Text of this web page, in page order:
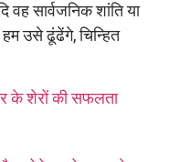
सार्वजनिक शांति या
उसे ढूंढेंगे, चिन्हित
के शेरों की सफलता